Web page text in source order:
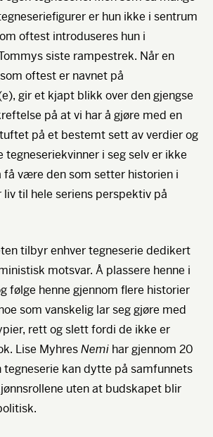
er hun ikke i sentrum
oftest introduseres hun i
siste rampestrek. Når en
oftest er navnet på
gir et kjapt blikk over den gjengse
på at vi har å gjøre med en
på et bestemt sett av verdier og
tegneseriekvinner i seg selv er ikke
få være den som setter historien i
liv til hele seriens perspektiv på
tilbyr enhver tegneserie dedikert
motsvar. Å plassere henne i
følge henne gjennom flere historier
som vanskelig lar seg gjøre med
rett og slett fordi de ikke er
Lise MyhresNemi har gjennom 20
tegneserie kan dytte på samfunnets
uten at budskapet blir